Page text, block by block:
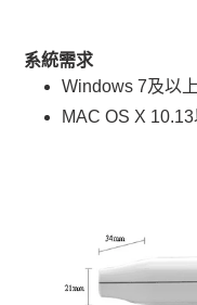
系統需求
Windows 7及以
MAC OS X 10.13